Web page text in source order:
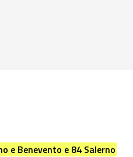
e Benevento e 84 Salerno